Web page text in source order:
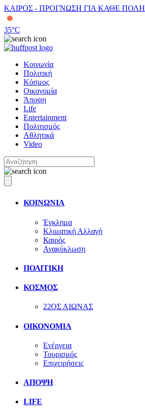
ΚΑΙΡΟΣ - ΠΡΟΓΝΩΣΗ ΓΙΑ ΚΑΘΕ ΠΟΛΗ
35°C
Κοινωνία
Πολιτική
Κόσμος
Οικονομία
Άποψη
Life
Entertainment
Πολιτισμός
Αθλητικά
Video
ΚΟΙΝΩΝΙΑ
Έγκλημα
Κλιματική Αλλαγή
Καιρός
Ανακύκλωση
ΠΟΛΙΤΙΚΗ
ΚΟΣΜΟΣ
22ΟΣ ΑΙΩΝΑΣ
ΟΙΚΟΝΟΜΙΑ
Ενέργεια
Τουρισμός
Επιχειρήσεις
ΑΠΟΨΗ
LIFE